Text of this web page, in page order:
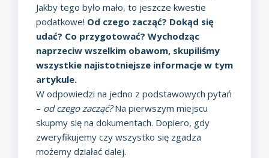
Jakby tego było mało, to jeszcze kwestie
podatkowe! Od czego zacząć? Dokąd się
udać? Co przygotować? Wychodząc
naprzeciw wszelkim obawom, skupiliśmy
wszystkie najistotniejsze informacje w tym
artykule.
W odpowiedzi na jedno z podstawowych pytań
– od czego zacząć?Na pierwszym miejscu
skupmy się na dokumentach. Dopiero, gdy
zweryfikujemy czy wszystko się zgadza
możemy działać dalej.